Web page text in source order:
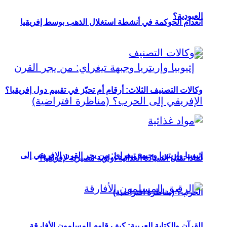
العبودية؟
إثيوبيا وإريتريا وجبهة تيغراي: من يجر القرن الإفريقي إلى
الحرب؟ (مناظرة افتراضية)
انعدام الحوكمة في أنشطة استغلال الذهب بوسط إفريقيا
وكالات التصنيف الثلاث: أرقام أم تحيّز في تقييم دول إفريقيا؟
لماذا تمثل السيادة الغذائية أولوية مصيرية لإفريقيا؟